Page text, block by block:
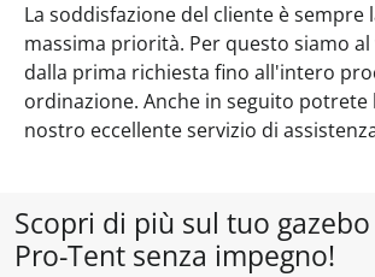
La soddisfazione del cliente è sempre
massima priorità. Per questo siamo
dalla prima richiesta fino all'intero
ordinazione. Anche in seguito potrete
nostro eccellente servizio di
Scopri di più sul tuo
Pro-Tent senza impegno!